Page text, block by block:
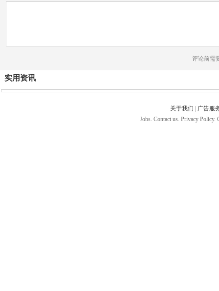
评论前需
实用资讯
关于我们
广告服
Jobs. Contact us. Privacy